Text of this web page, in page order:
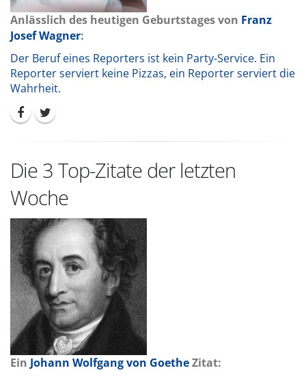
Anlässlich des heutigen Geburtstages von Franz
Josef Wagner:
Der Beruf eines Reporters ist kein Party-Service. Ein
Reporter serviert keine Pizzas, ein Reporter serviert die
Wahrheit.
Die 3 Top-Zitate der letzten
Woche
Ein Johann Wolfgang von GoetheZitat: